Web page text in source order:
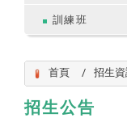
訓練班
首頁 招生
招生公告